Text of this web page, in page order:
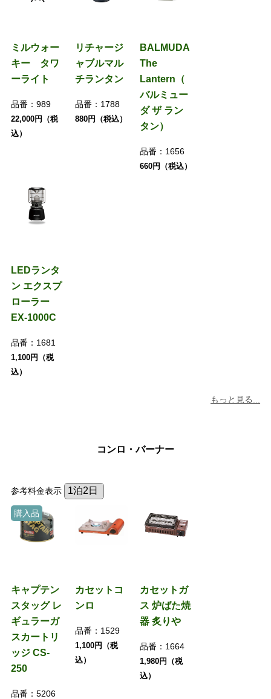
ミルウォー
キー タワ
ーライト
品番： 989
22,000円（税
込）
リチャージ
ャブルマル
チランタン
品番： 1788
880円（税込）
BALMUDA
The
Lantern（
バルミュー
ダ ザ ラン
タン）
品番： 1656
660円（税込）
LEDランタ
ン エクスプ
ローラー
EX-1000C
品番： 1681
1,100円（税
込）
もっと見る...
コンロ・バーナー
参考料金表示
購入品
キャプテン
スタッグ レ
ギュラーガ
スカートリ
ッジ CS-
250
品番： 5206
カセットコ
ンロ
品番： 1529
1,100円（税
込）
カセットガ
ス 炉ばた焼
器 炙りや
品番： 1664
1,980円（税
込）